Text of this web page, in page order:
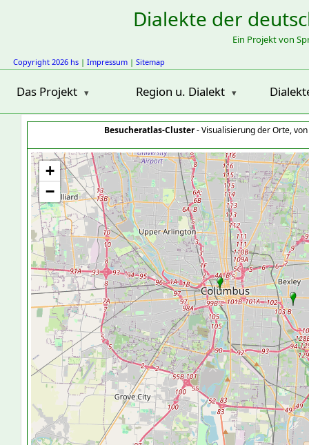
Dialekte der
Ein Projekt von
Copyright 2026 hs | Impressum | Sitemap
Das Projekt Region u. Dialekt
Besucheratlas-Cluster- Visualisierung der Orte,
+
−